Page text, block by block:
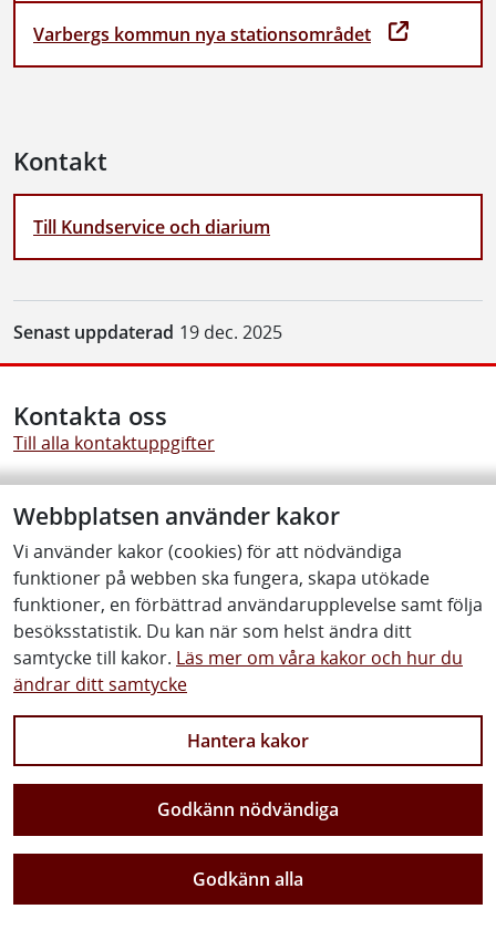
Varbergs kommun nya stationsområdet
Kontakt
Till Kundservice och diarium
Senast uppdaterad 19 dec. 2025
Webbplatsen använder kakor
Vi använder kakor (cookies) för att nödvändiga
funktioner på webben ska fungera, skapa utökade
funktioner, en förbättrad användarupplevelse samt följa
besöksstatistik. Du kan när som helst ändra ditt
samtycke till kakor. Läs mer om våra kakor och hur du
ändrar ditt samtycke
Hantera kakor
Godkänn nödvändiga
Godkänn alla
Kontakta oss
Till alla kontaktuppgifter
Körkort
Har du frågor angående körkortsprov eller
fotografering?
Skriv till oss om frågor som rör körkort
Väg, järnväg, färja eller övrigt
Har du frågor angående väg, järnväg, färja eller något
annat?
Skriv till oss om frågor som rör väg, järnväg, färja eller
Har du frågor eller förbättringsförslag angående